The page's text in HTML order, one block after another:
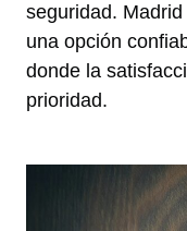
seguridad.
una opción
donde la
prioridad.